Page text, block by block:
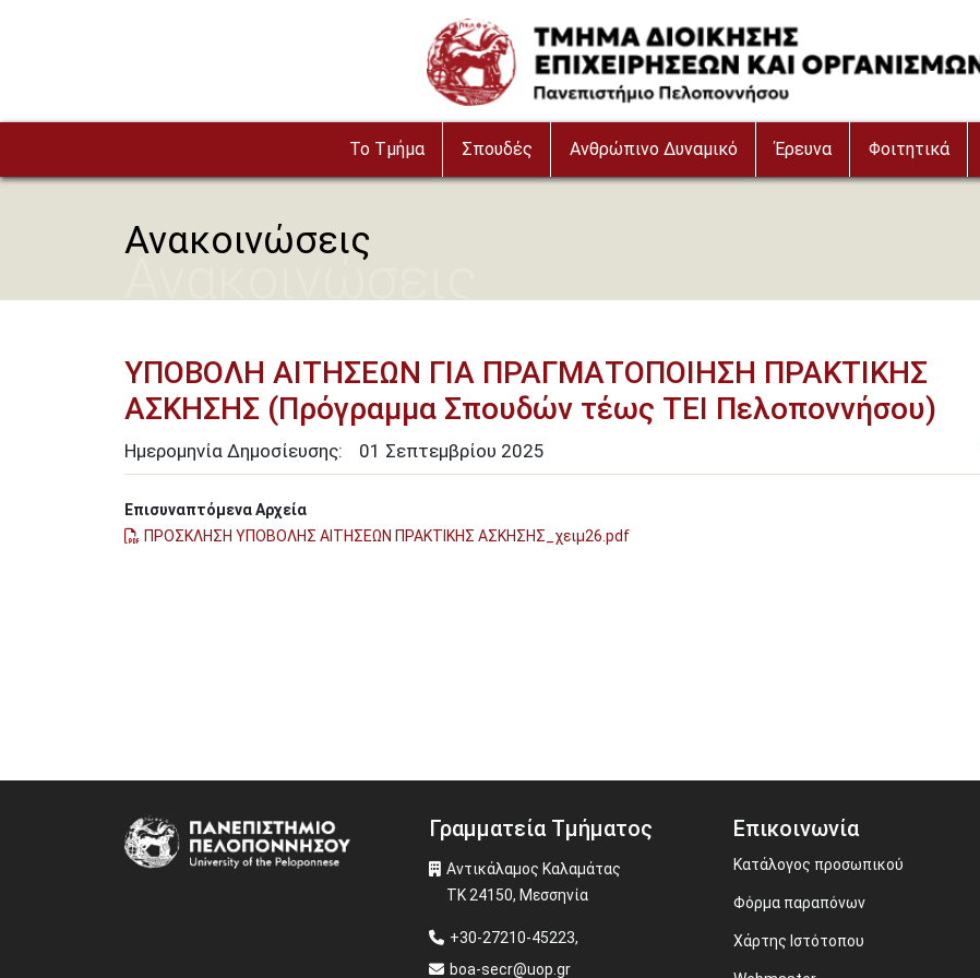
Image
To Τμήμα Σπουδές Ανθρώπινο Δυναμικό Έρευνα Φοιτητικά
Ανακοινώσεις
Ανακοινώσεις
ΥΠΟΒΟΛΗ ΑΙΤΗΣΕΩΝ ΓΙΑ ΠΡΑΓΜΑΤΟΠΟΙΗΣΗ ΠΡΑΚΤΙΚΗΣ
ΑΣΚΗΣΗΣ (Πρόγραμμα Σπουδών τέως ΤΕΙ Πελοποννήσου)
Ημερομηνία Δημοσίευσης: 01 Σεπτεμβρίου 2025
Επισυναπτόμενα Αρχεία
ΠΡΟΣΚΛΗΣΗ ΥΠΟΒΟΛΗΣ ΑΙΤΗΣΕΩΝ ΠΡΑΚΤΙΚΗΣ ΑΣΚΗΣΗΣ_χειμ26.pdf
Image Γραμματεία Τμήματος
Αντικάλαμος Καλαμάτας
ΤΚ 24150, Μεσσηνία
+30-27210-45223,
boa-secr@uop.gr
Επικοινωνία
Κατάλογος προσωπικού
Φόρμα παραπόνων
Χάρτης Ιστότοπου